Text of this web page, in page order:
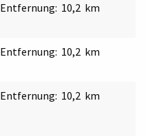
Entfernung: 10,2 km
Entfernung: 10,2 km
Entfernung: 10,2 km